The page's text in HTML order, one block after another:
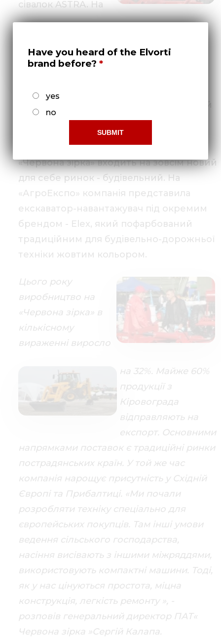
сівалок ASTRA. На
ряд зернових сівалок ASTRA NOVA.
Абсолютною новинкою стало те, що
«Червона зірка» входить на зовсім новий
для себе ринок - будівельний. На
«АгроЕкспо» компанія представила
екскаватор-навантажувач під окремим
брендом - Elex, який пофарбований
традиційним для будівельно-дорожньої
техніки жовтим кольором.
Цього року
виробництво на
«Червона зірка» в
кількісному
вираженні виросло
на 32%. Майже 60%
продукції з
Кіровограда
відправляють на
експорт. Основними
напрямками поставок є традиційні ринки
пострадянських країн. У той же час
компанія нарощує присутність у Східній
Європі та Прибалтиці. «Ми почали
розробляти техніку спеціально для
європейських покупців. Там інші умови
ведення сільського господарства,
насіння висівають з іншими міжряддями,
використовують компактні машини. Тоді,
як у нас цінуються простота, міцна
конструкція, легкість ремонту », -
розповів генеральний директор ПАТ«
Червона зірка »Сергій Калапа.
Have you heard of the Elvorti
brand before?
yes
no